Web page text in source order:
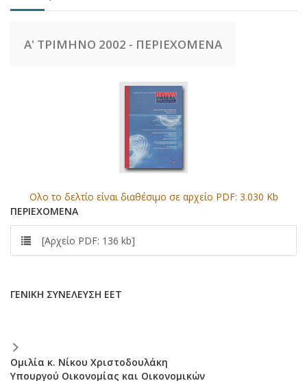
Α' ΤΡΙΜΗΝΟ 2002 - ΠΕΡΙΕΧΟΜΕΝΑ
Ολο το δελτίο είναι διαθέσιμο σε αρχείο PDF: 3.030 Kb
ΠEPIEXOMENA
[Αρχείο PDF: 136 kb]
ΓENIKH ΣYNEΛEYΣH EET
Oμιλία κ. Nίκου Xριστοδουλάκη
Yπουργού Oικονομίας και Oικονομικών